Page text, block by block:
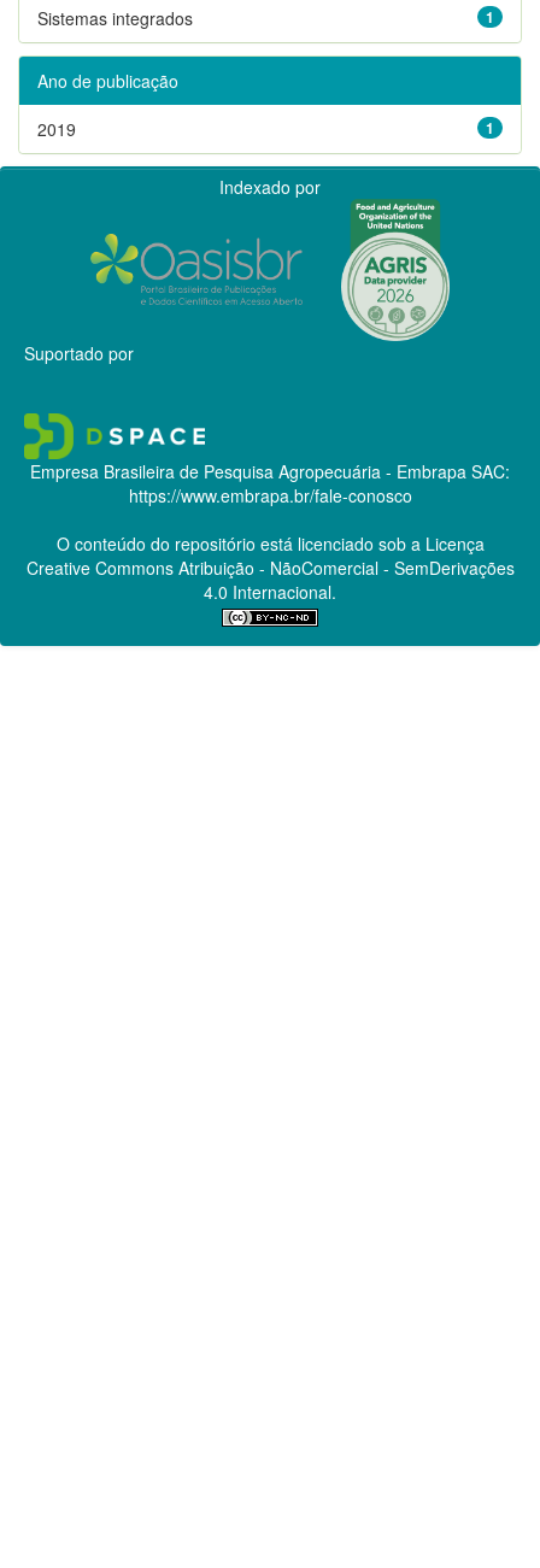
1
Sistemas integrados
Ano de publicação
1
2019
Indexado por
Suportado por
Empresa Brasileira de Pesquisa Agropecuária - Embrapa SAC:
https://www.embrapa.br/fale-conosco
O conteúdo do repositório está licenciado sob a Licença
Creative CommonsAtribuição - NãoComercial - SemDerivações
4.0 Internacional.